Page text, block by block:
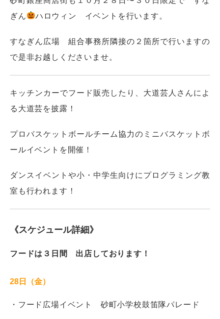
ぎん
ハロウィン イベントを行います。
すなぎん広場 組合事務所隣接の２箇所で行いますの
で是非お越しくださいませ。
キッチンカーでフード販売したり、大道芸人さんによ
る大道芸を披露！
プロバスケットボールチーム協力のミニバスケットボ
ールイベントを開催！
ダンスイベントや小・中学生向けにプログラミング教
室も行われます！
《スケジュール詳細》
フードは３日間 出店しております！
28日（金）
・フード広場イベント 砂町小学校鼓笛隊パレード